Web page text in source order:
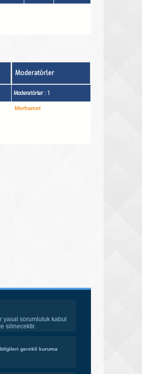
Moderatörler
Moderatörler : 1
Merhamet
yasal sorumluluk kabul
silinecektir.
bilgileri gerekli kuruma